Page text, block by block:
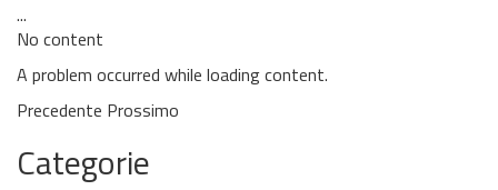
...
No content
A problem occurred while loading content.
Precedente Prossimo
Categorie